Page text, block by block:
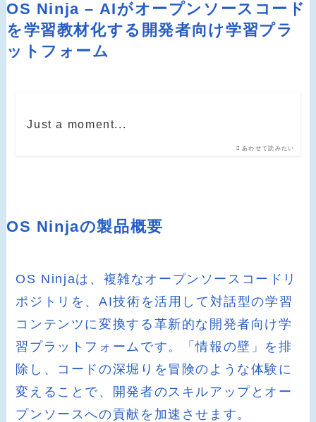
OS Ninja – AIがオープンソースコード
を学習教材化する開発者向け学習プラ
ットフォーム
あわせて読みたい
Just a moment...
OS Ninjaの製品概要
OS Ninjaは、複雑なオープンソースコードリ
ポジトリを、AI技術を活用して対話型の学習
コンテンツに変換する革新的な開発者向け学
習プラットフォームです。「情報の壁」を排
除し、コードの深堀りを冒険のような体験に
変えることで、開発者のスキルアップとオー
プンソースへの貢献を加速させます。